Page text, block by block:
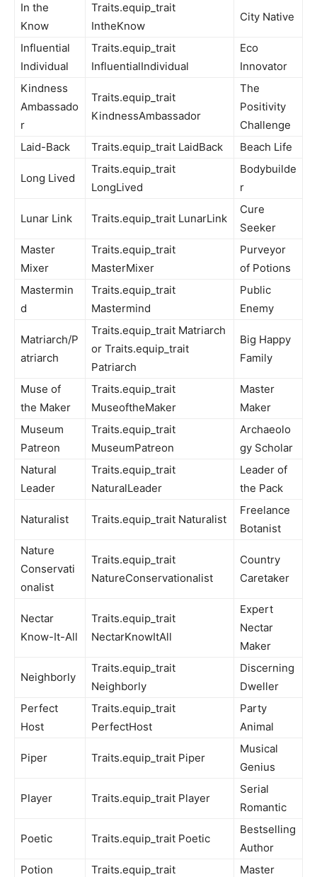
In the
Know
Traits.equip_trait
IntheKnow
City Native
Influential
Individual
Traits.equip_trait
InfluentialIndividual
Eco
Innovator
Kindness
Ambassado
r
Traits.equip_trait
KindnessAmbassador
The
Positivity
Challenge
Laid-Back
Traits.equip_trait LaidBack Beach Life
Long Lived
Traits.equip_trait
LongLived
Bodybuilde
r
Lunar Link Traits.equip_trait LunarLink
Cure
Seeker
Master
Mixer
Traits.equip_trait
MasterMixer
Purveyor
of Potions
Mastermin
d
Traits.equip_trait
Mastermind
Public
Enemy
Matriarch/P
atriarch
Traits.equip_trait Matriarch
or Traits.equip_trait
Patriarch
Big Happy
Family
Muse of
the Maker
Traits.equip_trait
MuseoftheMaker
Master
Maker
Museum
Patreon
Traits.equip_trait
MuseumPatreon
Archaeolo
gy Scholar
Natural
Leader
Traits.equip_trait
NaturalLeader
Leader of
the Pack
Naturalist Traits.equip_trait Naturalist
Freelance
Botanist
Nature
Conservati
onalist
Traits.equip_trait
NatureConservationalist
Country
Caretaker
Nectar
Know-It-All
Traits.equip_trait
NectarKnowItAll
Expert
Nectar
Maker
Neighborly
Traits.equip_trait
Neighborly
Discerning
Dweller
Perfect
Host
Traits.equip_trait
PerfectHost
Party
Animal
Piper Traits.equip_trait Piper
Musical
Genius
Player Traits.equip_trait Player
Serial
Romantic
Poetic Traits.equip_trait Poetic
Bestselling
Author
Potion
Traits.equip_trait Master